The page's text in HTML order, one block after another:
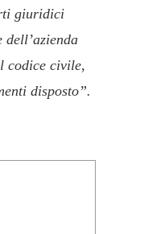
giuridici
dell’azienda
codice civile,
disposto”.